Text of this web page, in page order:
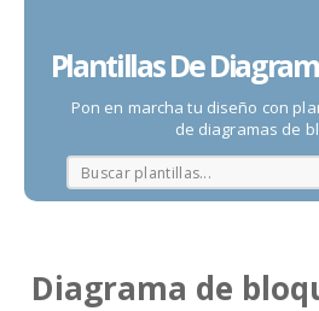
Plantillas De
Pon en marcha tu diseño con
de diagramas de
Diagrama de